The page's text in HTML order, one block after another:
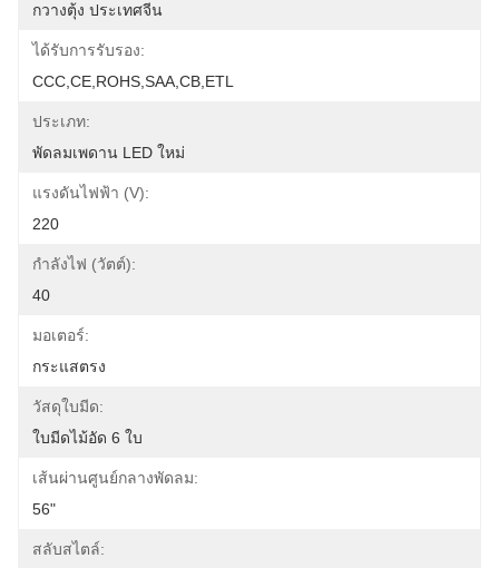
กวางตุ้ง ประเทศจีน
ได้รับการรับรอง:
CCC,CE,ROHS,SAA,CB,ETL
ประเภท:
พัดลมเพดาน LED ใหม่
แรงดันไฟฟ้า (V):
220
กำลังไฟ (วัตต์):
40
มอเตอร์:
กระแสตรง
วัสดุใบมีด:
ใบมีดไม้อัด 6 ใบ
เส้นผ่านศูนย์กลางพัดลม:
56"
สลับสไตล์: